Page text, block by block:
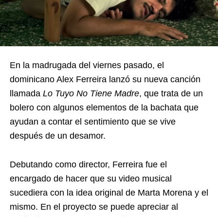
En la madrugada del viernes pasado, el
dominicano Alex Ferreira lanzó su nueva canción
llamada Lo Tuyo No Tiene Madre, que trata de un
bolero con algunos elementos de la bachata que
ayudan a contar el sentimiento que se vive
después de un desamor.
Debutando como director, Ferreira fue el
encargado de hacer que su video musical
sucediera con la idea original de Marta Morena y el
mismo. En el proyecto se puede apreciar al